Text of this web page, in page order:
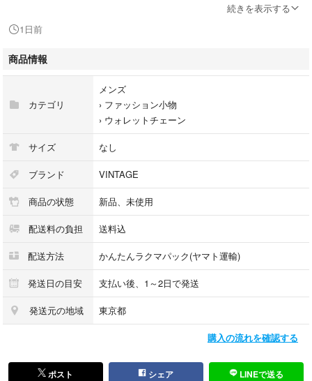
ることはありません。
貴重な味のある経年変化モノです。
等の質感で、なおかつハンドメイドのため、唯一無二のモノとなります。
こちらの商品は酸化具合やヴィンテージ加工傷など一点ずつ違いますが、
個性として楽しんでください。
使い込むことでさらに経年変化を楽しめるかと思います。
フック部分にはリングとナスカン3個がついているため、キー等を引っか
けるにはちょうど良いと思います。
ベルトではなく、ベルトループにも着ける事が可能です。写真のウォレッ
トに繋いでいるナスカンは高級感のあるデザインとなっています。
チェーンは編み込みタイプで極太で無骨なデザインで重量感もあります。
【サイズ】全長48cm
【パーツ】
続きを表示する
1日前
商品情報
カテゴリ
メンズ
› ファッション小物
› ウォレットチェーン
サイズ なし
ブランド VINTAGE
商品の状態 新品、未使用
配送料の負担 送料込
配送方法 かんたんラクマパック(ヤマト運輸)
発送日の目安 支払い後、1～2日で発送
発送元の地域 東京都
購入の流れを確認する
ポスト シェア LINEで送る